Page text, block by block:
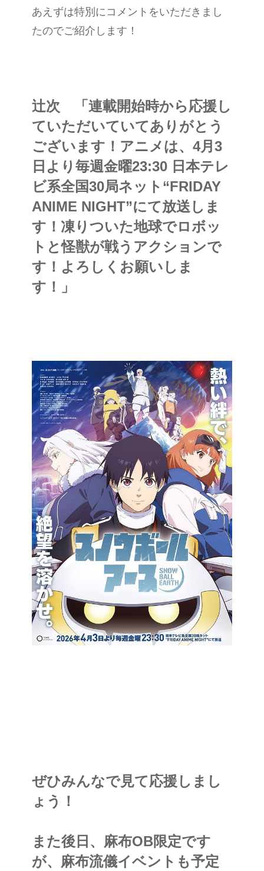
あえずは特別にコメントをいただきまし
たのでご紹介します！
辻次 「連載開始時から応援し
ていただいていてありがとう
ございます！アニメは、4月3
日より毎週金曜23:30 日本テレ
ビ系全国30局ネット“FRIDAY
ANIME NIGHT”にて放送しま
す！ 凍りついた地球でロボッ
トと怪獣が戦うアクションで
す！よろしくお願いしま
す！」
ぜひみんなで見て応援しまし
ょう！
また後日、麻布OB限定です
が、麻布流儀イベントも予定